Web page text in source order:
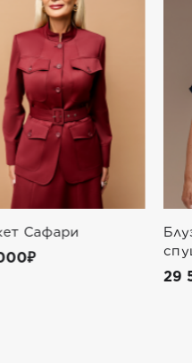
Блуза с бантом со
спущенным плечом